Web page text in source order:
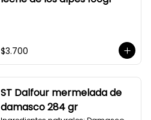
$3.700
ST Dalfour mermelada de
damasco 284 gr